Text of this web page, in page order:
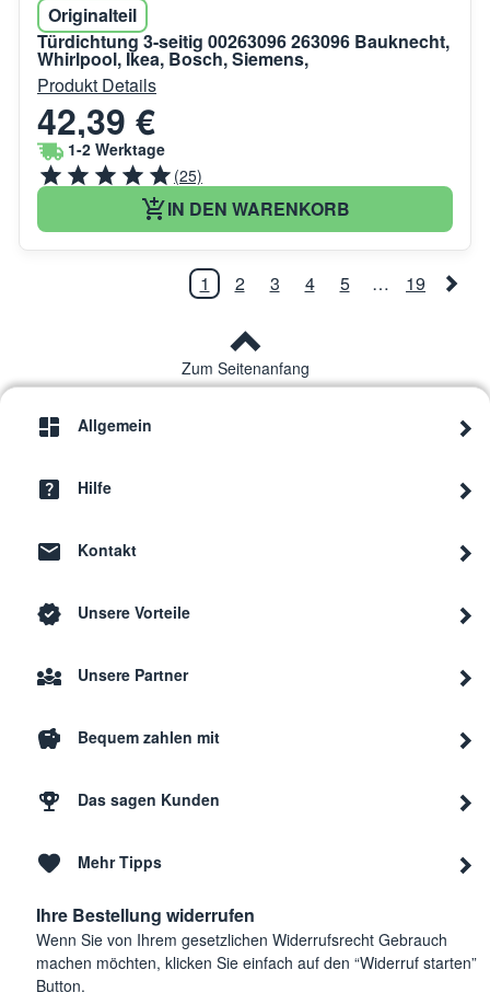
Originalteil
Türdichtung 3-seitig 00263096 263096 Bauknecht,
Whirlpool, Ikea, Bosch, Siemens,
Produkt Details
42,39 €
1-2 Werktage
(25)
IN DEN WARENKORB
1 2 3 4 5 … 19
Zum Seitenanfang
Allgemein
Hilfe
Kontakt
Unsere Vorteile
Unsere Partner
Bequem zahlen mit
Das sagen Kunden
Mehr Tipps
Ihre Bestellung widerrufen
Wenn Sie von Ihrem gesetzlichen Widerrufsrecht Gebrauch
machen möchten, klicken Sie einfach auf den “Widerruf starten”
Button.